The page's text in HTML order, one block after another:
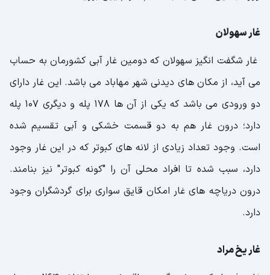
غار سهولان
غار شگفت انگیز سهولان که دومین غار آبی کشورمان به حساب
می آید، از مکان های دیدنی شهر مهاباد می باشد. این غار دارای
دو ورودی می باشد که یکی از آن ها 178 پله و دیگری 107 پله
دارد؛ درون غار هم به دو قسمت خشکی و آبی تقسیم شده
است. وجود تعداد زیادی از لانه های کبوتر که در این غار وجود
دارد، سبب شده تا افراد محلی آن را "کونه کبوتر" نیز بنامند.
درون دریاچه های غار امکان قایق سواری برای گردشگران وجود
دارد.
غار یخ مراد